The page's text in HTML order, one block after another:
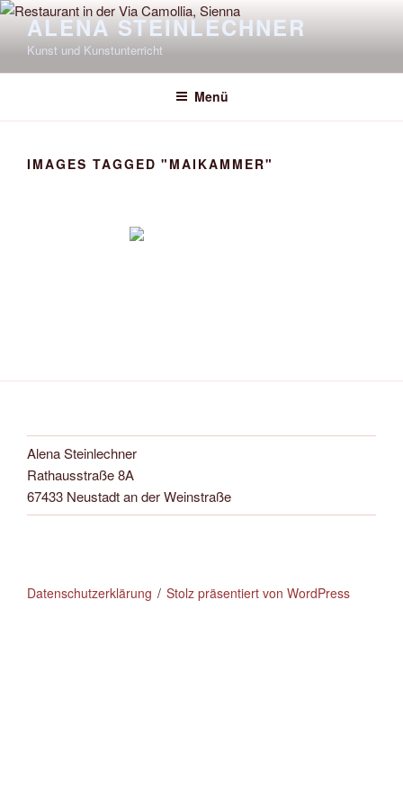
Zum
Inhalt
springen
ALENA STEINLECHNER
Kunst und Kunstunterricht
Menü
IMAGES TAGGED "MAIKAMMER"
Alena Steinlechner
Rathausstraße 8A
67433 Neustadt an der Weinstraße
Datenschutzerklärung Stolz präsentiert von WordPress